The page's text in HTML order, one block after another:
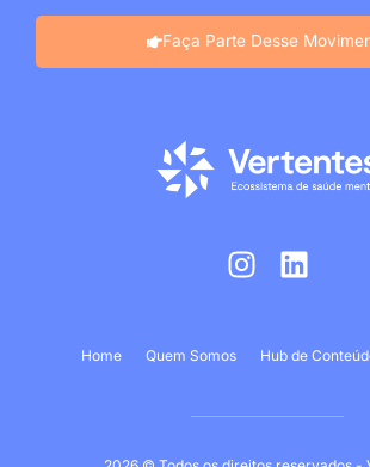
Faça Parte Desse
I
n
L
i
k
Home Quem Somos Hub de